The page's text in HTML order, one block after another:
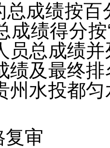
总成绩按
成绩得分
员总成绩并
绩及最终
州水投都
复审